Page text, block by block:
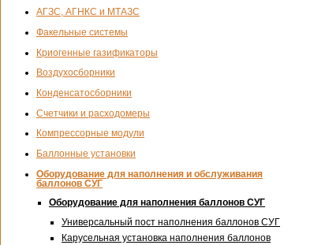
АГЗС, АГНКС и МТАЗС
Факельные системы
Криогенные газификаторы
Воздухосборники
Конденсатосборники
Счетчики и расходомеры
Компрессорные модули
Баллонные установки
Оборудование для наполнения и обслуживания
баллонов СУГ
Оборудование для наполнения баллонов СУГ
Универсальный пост наполнения баллонов СУГ
Карусельная установка наполнения баллонов